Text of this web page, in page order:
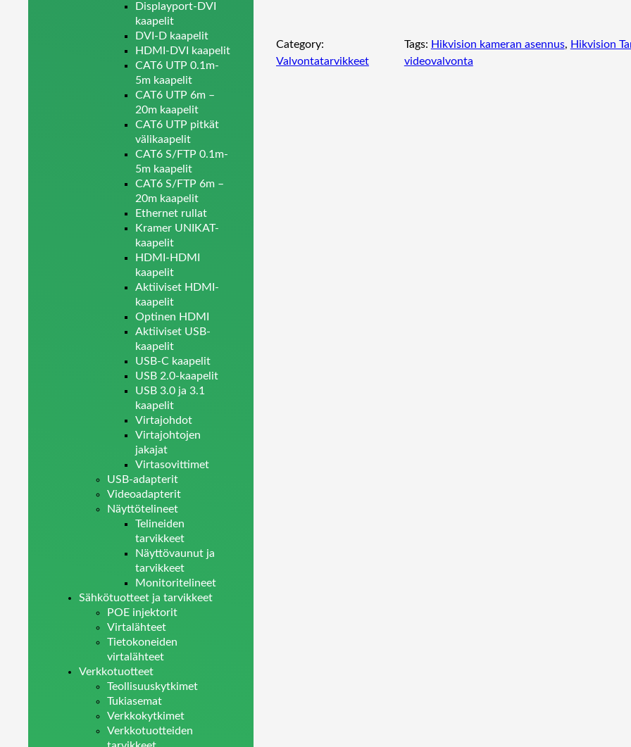
Displayport-DVI
kaapelit
DVI-D kaapelit
HDMI-DVI kaapelit
CAT6 UTP 0.1m-
5m kaapelit
CAT6 UTP 6m –
20m kaapelit
CAT6 UTP pitkät
välikaapelit
CAT6 S/FTP 0.1m-
5m kaapelit
CAT6 S/FTP 6m –
20m kaapelit
Ethernet rullat
Kramer UNIKAT-
kaapelit
HDMI-HDMI
kaapelit
Aktiiviset HDMI-
kaapelit
Optinen HDMI
Aktiiviset USB-
kaapelit
USB-C kaapelit
USB 2.0-kaapelit
USB 3.0 ja 3.1
kaapelit
Virtajohdot
Virtajohtojen
jakajat
Virtasovittimet
USB-adapterit
Videoadapterit
Näyttötelineet
Telineiden
tarvikkeet
Näyttövaunut ja
tarvikkeet
Monitoritelineet
Sähkötuotteet ja tarvikkeet
POE injektorit
Virtalähteet
Tietokoneiden
virtalähteet
Verkkotuotteet
Teollisuuskytkimet
Tukiasemat
Verkkokytkimet
Verkkotuotteiden
Category:
Valvontatarvikkeet
Tags: Hikvision kameran asennus, Hikvision
videovalvonta